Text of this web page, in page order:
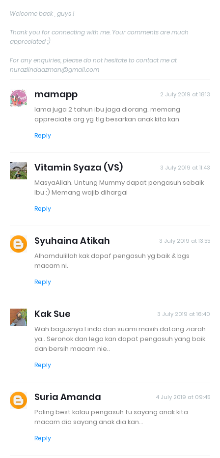
Welcome back , guys !
Thank you for connecting with me. Your comments are much
appreciated :)
For any enquiries, please do not hesitate to contact me at
nurazlindaazman@gmail.com
mamapp 2 July 2019 at 18:13
lama juga 2 tahun ibu jaga diorang. memang
appreciate org yg tlg besarkan anak kita kan
Reply
Vitamin Syaza (VS) 3 July 2019 at 11:43
MasyaAllah. Untung Mummy dapat pengasuh sebaik
Ibu :) Memang wajib dihargai
Reply
Syuhaina Atikah 3 July 2019 at 13:55
Alhamdulillah kak dapaf pengasuh yg baik & bgs
macam ni.
Reply
Kak Sue 3 July 2019 at 16:40
Wah bagusnya Linda dan suami masih datang ziarah
ya.. Seronok dan lega kan dapat pengasuh yang baik
dan bersih macam nie..
Reply
Suria Amanda 4 July 2019 at 09:45
Paling best kalau pengasuh tu sayang anak kita
macam dia sayang anak dia kan...
Reply